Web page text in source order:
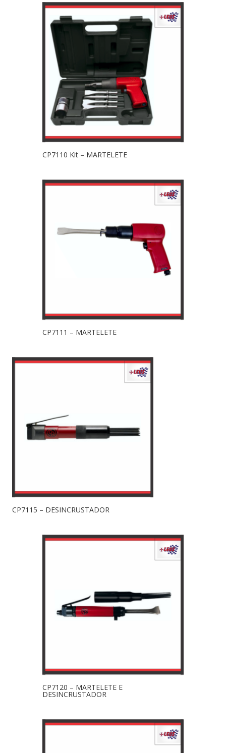
CP7110 Kit – MARTELETE
CP7111 – MARTELETE
CP7115 – DESINCRUSTADOR
CP7120 – MARTELETE E
DESINCRUSTADOR